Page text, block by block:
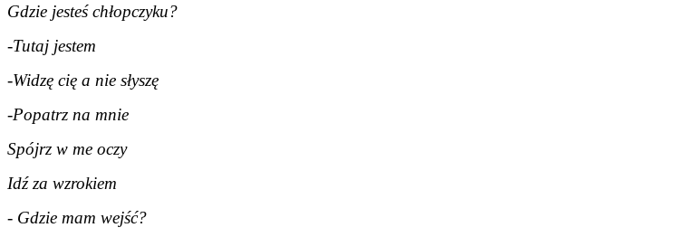
Gdzie jesteś chłopczyku?
-Tutaj jestem
-Widzę cię a nie słyszę
-Popatrz na mnie
Spójrz w me oczy
Idź za wzrokiem
- Gdzie mam wejść?